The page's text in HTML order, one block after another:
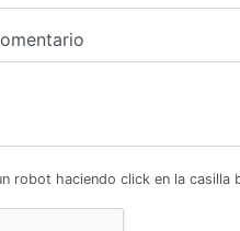
robot haciendo click en la casilla